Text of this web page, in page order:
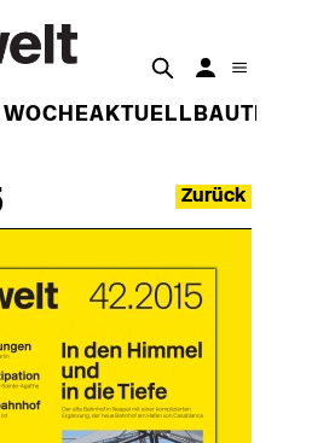
AKTUELL BAUTEN
Zurück